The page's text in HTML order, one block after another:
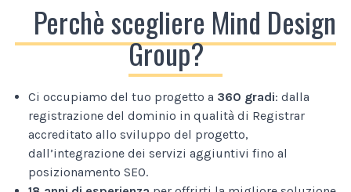
Perchè scegliere Mind Design
Group?
Ci occupiamo del tuo progetto a 360 gradi: dalla
registrazione del dominio in qualità di Registrar
accreditato allo sviluppo del progetto,
dall’integrazione dei servizi aggiuntivi fino al
posizionamento SEO.